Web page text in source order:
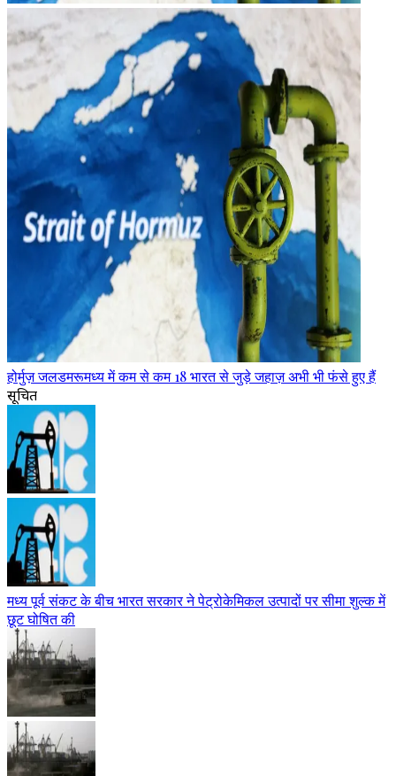
होर्मुज़ जलडमरूमध्य में कम से कम 18 भारत से जुड़े जहाज़ अभी भी फंसे हुए हैं
सूचित
मध्य पूर्व संकट के बीच भारत सरकार ने पेट्रोकेमिकल उत्पादों पर सीमा शुल्क में
छूट घोषित की